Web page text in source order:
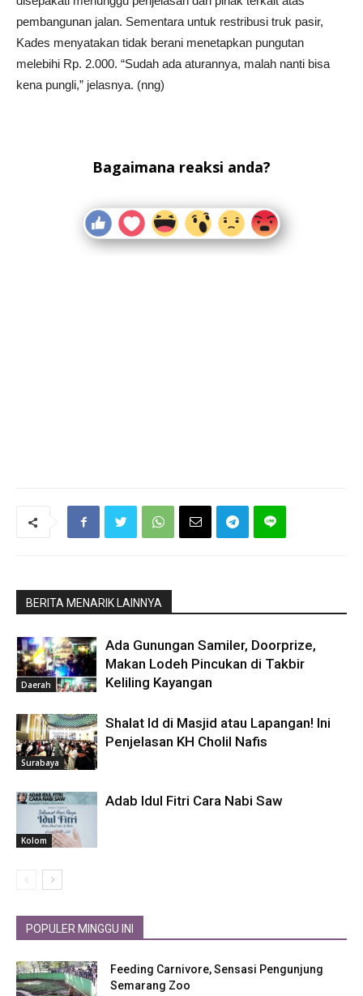
pembangunan jalan. Sementara untuk restribusi truk pasir,
Kades menyatakan tidak berani menetapkan pungutan
melebihi Rp. 2.000. “Sudah ada aturannya, malah nanti bisa
kena pungli,” jelasnya. (nng)
Bagaimana reaksi anda?
BERITA MENARIK LAINNYA
Daerah
Ada Gunungan Samiler, Doorprize,
Makan Lodeh Pincukan di Takbir
Keliling Kayangan
Surabaya
Shalat Id di Masjid atau Lapangan! Ini
Penjelasan KH Cholil Nafis
Kolom
Adab Idul Fitri Cara Nabi Saw
POPULER MINGGU INI
Feeding Carnivore, Sensasi Pengunjung
Semarang Zoo